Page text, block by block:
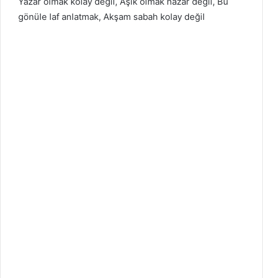
gönüle laf anlatmak, Akşam sabah kolay değil